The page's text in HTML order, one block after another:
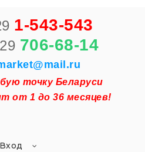
1-543-543
706-68-14
точку Беларуси
от 1 до 36 месяцев!
Вход